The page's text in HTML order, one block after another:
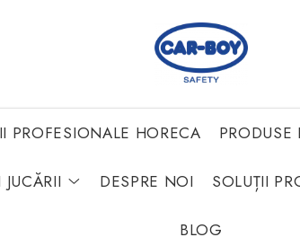
PROFESIONALE HORECA PRODUSE
JUCĂRII DESPRE NOI SOLUȚII
BLOG